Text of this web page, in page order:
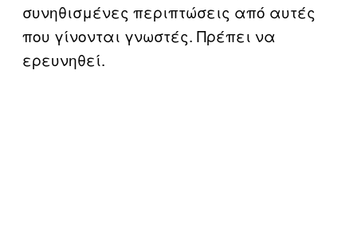
συνηθισμένες περιπτώσεις από αυτές
που γίνονται γνωστές. Πρέπει να
ερευνηθεί.